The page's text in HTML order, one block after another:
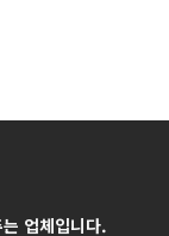
업체입니다.